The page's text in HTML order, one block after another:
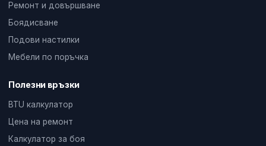
Ремонт и довършване
Боядисване
Подови настилки
Мебели по поръчка
Полезни връзки
BTU калкулатор
Цена на ремонт
Калкулатор за боя